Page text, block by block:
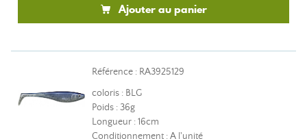
Ajouter au panier
Référence : RA3925129
coloris : BLG
Poids : 36g
Longueur : 16cm
Conditionnement : A l'unité